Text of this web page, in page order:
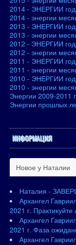
2014 - ЭНЕРГИИ
2014 - энергии
2013 - ЭНЕРГИИ
2013 - энергии
2012 - ЭНЕРГИИ
2012 - энергии
2011 - ЭНЕРГИИ
2011 - энергии
2010 - ЭНЕРГИИ
2010 - энергии
Энергии 2009-2011
Энергии прошлых
ИНФОРМАЦИЯ
Новое у Наталии
Наталия -
Архангел
2021 г.
Архангел
2021 г. Фаза
Архангел